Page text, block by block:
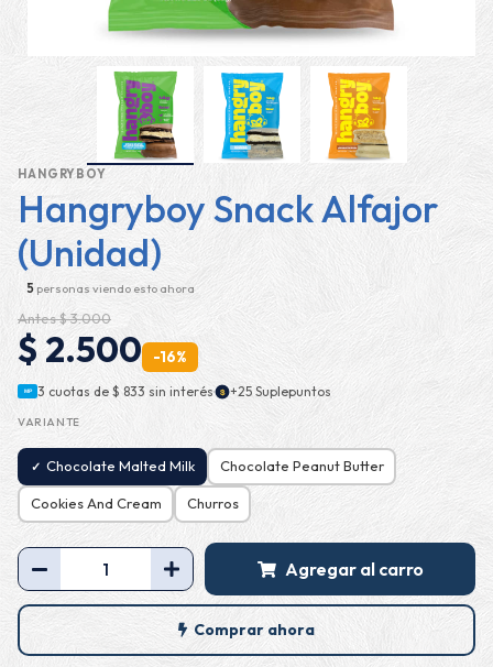
HANGRYBOY
Hangryboy Snack Alfajor
(Unidad)
5personas viendo esto ahora
Antes $ 3.000
$ 2.500 -16%
MP 3 cuotas de $ 833 sin interés· $ +25 Suplepuntos
VARIANTE
Chocolate Malted Milk Chocolate Peanut Butter
Cookies And Cream Churros
Agregar al carro
Comprar ahora